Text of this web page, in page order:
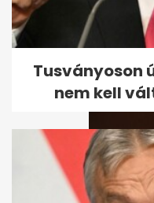
épület:
vagy...
Tusványoson
nem kell